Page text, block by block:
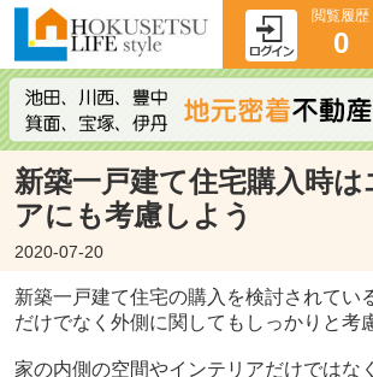
閲覧履歴
0
新築一戸建て住宅購入時は
アにも考慮しよう
2020-07-20
新築一戸建て住宅の購入を検討されてい
だけでなく外側に関してもしっかりと考
家の内側の空間やインテリアだけではな